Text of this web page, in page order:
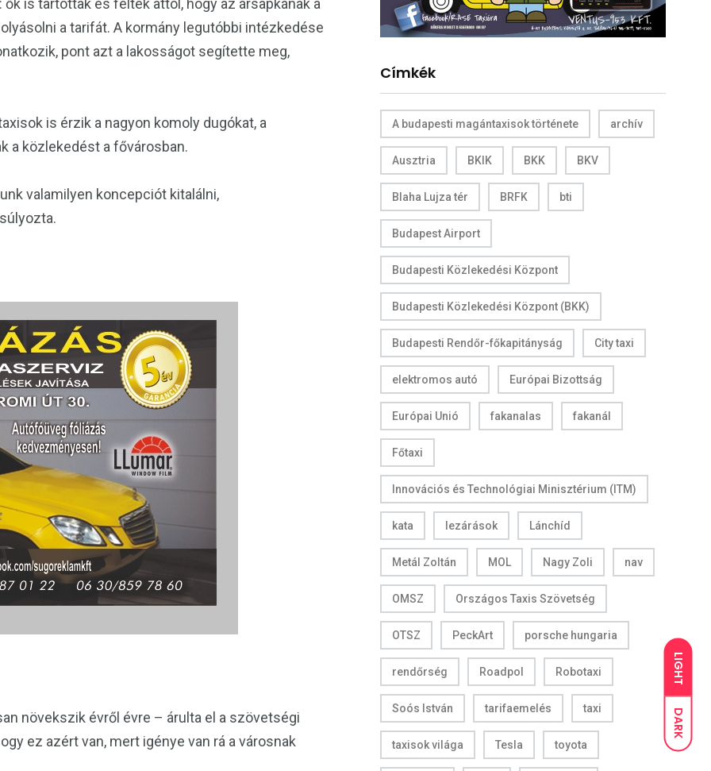
LIGHT
DARK
is tartottak és féltek attól, hogy az ársapkának a
a tarifát. A kormány legutóbbi intézkedése
pont azt a lakosságot segítette meg,
is érzik a nagyon komoly dugókat, a
a közlekedést a fővárosban.
valamilyen koncepciót kitalálni,
növekszik évről évre – árulta el a szövetségi
ez azért van, mert igénye van rá a városnak
Címkék
A budapesti magántaxisok története archív
Ausztria BKIK BKK BKV
Blaha Lujza tér BRFK bti
Budapest Airport
Budapesti Közlekedési Központ
Budapesti Közlekedési Központ (BKK)
Budapesti Rendőr-főkapitányság City taxi
elektromos autó Európai Bizottság
Európai Unió fakanalas fakanál
Főtaxi
Innovációs és Technológiai Minisztérium (ITM)
kata lezárások Lánchíd
Metál Zoltán MOL Nagy Zoli nav
OMSZ Országos Taxis Szövetség
OTSZ PeckArt porsche hungaria
rendőrség Roadpol Robotaxi
Soós István tarifaemelés taxi
taxisok világa Tesla toyota